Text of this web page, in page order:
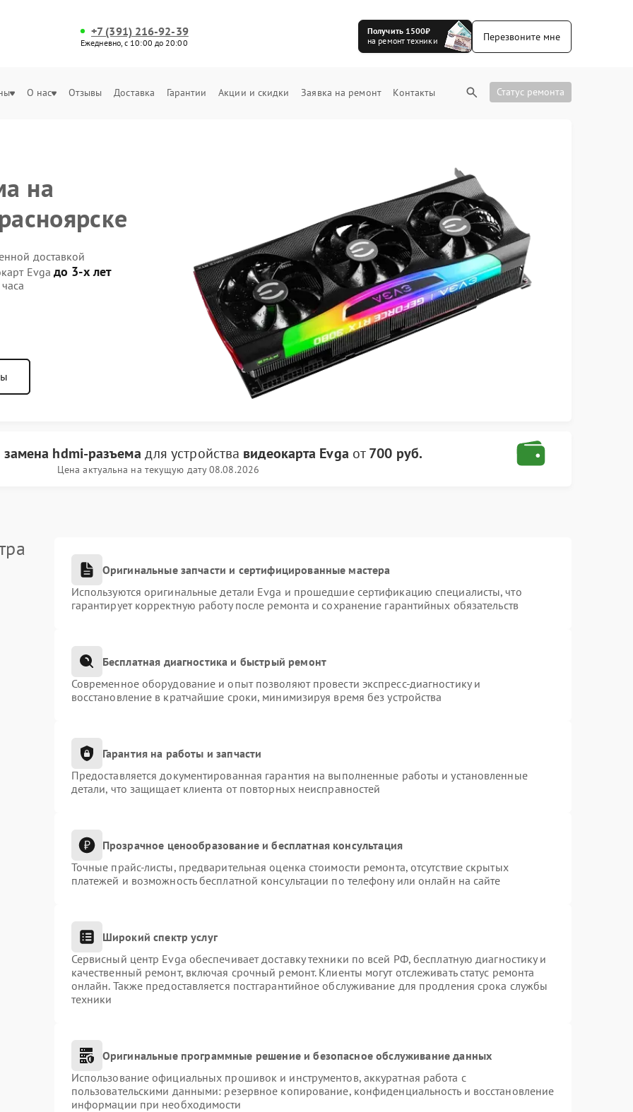
+7 (391) 216-92-39
Ежедневно, с 10:00 до 20:00
Получить 1500₽
на ремонт техники
Перезвоните мне
О нас Отзывы Доставка Гарантии Акции и скидки Заявка на ремонт Контакты Статус ремонта
на
доставкой
Evga до 3-х лет
замена hdmi-разъема для устройства видеокарта Evga от700 руб.
Цена актуальна на текущую дату 08.08.2026
Оригинальные запчасти и сертифицированные мастера
Используются оригинальные детали Evga и прошедшие сертификацию специалисты, что
гарантирует корректную работу после ремонта и сохранение гарантийных обязательств
Бесплатная диагностика и быстрый ремонт
Современное оборудование и опыт позволяют провести экспресс-диагностику и
восстановление в кратчайшие сроки, минимизируя время без устройства
Гарантия на работы и запчасти
Предоставляется документированная гарантия на выполненные работы и установленные
детали, что защищает клиента от повторных неисправностей
Прозрачное ценообразование и бесплатная консультация
Точные прайс-листы, предварительная оценка стоимости ремонта, отсутствие скрытых
платежей и возможность бесплатной консультации по телефону или онлайн на сайте
Широкий спектр услуг
Сервисный центр Evga обеспечивает доставку техники по всей РФ, бесплатную диагностику и
качественный ремонт, включая срочный ремонт. Клиенты могут отслеживать статус ремонта
онлайн. Также предоставляется постгарантийное обслуживание для продления срока службы
техники
Оригинальные программные решение и безопасное обслуживание данных
Использование официальных прошивок и инструментов, аккуратная работа с
пользовательскими данными: резервное копирование, конфиденциальность и восстановление
информации при необходимости